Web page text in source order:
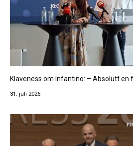
Klaveness om Infantino: – Absolutt
31. juli 2026